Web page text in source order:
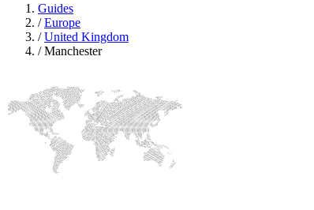
Guides
/Europe
/United Kingdom
/Manchester